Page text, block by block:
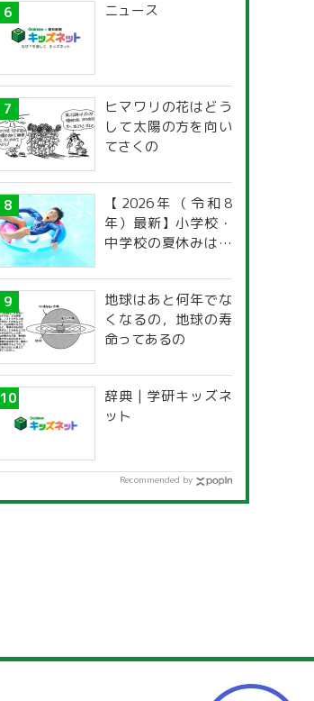
ニュース
ヒマワリの花はどう
して太陽の方を向い
てさくの
【2026年（令和8
年）最新】小学校・
中学校の夏休みはい
道府県別「夏季休暇
一覧」
地球はあと何年でな
くなるの，地球の寿
命ってあるの
辞典 | 学研キッズネ
ット
Recommended by